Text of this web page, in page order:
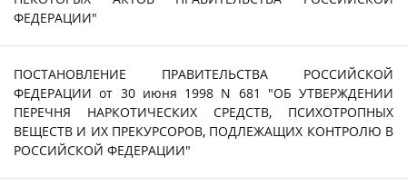
ФЕДЕРАЦИИ"
ПОСТАНОВЛЕНИЕ ПРАВИТЕЛЬСТВА РОССИЙСКОЙ
ФЕДЕРАЦИИ от 30 июня 1998 N 681 "ОБ УТВЕРЖДЕНИИ
ПЕРЕЧНЯ НАРКОТИЧЕСКИХ СРЕДСТВ, ПСИХОТРОПНЫХ
ВЕЩЕСТВ И ИХ ПРЕКУРСОРОВ, ПОДЛЕЖАЩИХ КОНТРОЛЮ В
РОССИЙСКОЙ ФЕДЕРАЦИИ"